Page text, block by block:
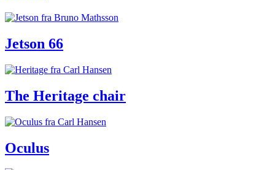
Jetson 66
The Heritage chair
Oculus